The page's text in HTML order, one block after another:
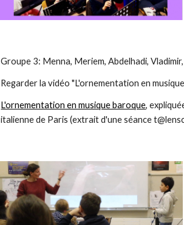
Groupe 3: Menna, Meriem, Abdelhadi,
Regarder la vidéo "L'ornementation en
L'ornementation en musique baroque,
italienne de Paris (extrait d'une séance